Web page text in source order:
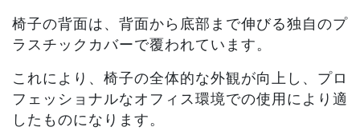
椅子の背面は、背面から底部まで伸びる独自のプ
ラスチックカバーで覆われています。
これにより、椅子の全体的な外観が向上し、プロ
フェッショナルなオフィス環境での使用により適
したものになります。